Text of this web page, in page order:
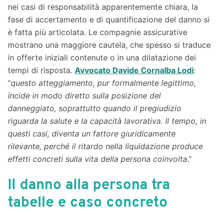
nei casi di responsabilità apparentemente chiara, la
fase di accertamento e di quantificazione del danno si
è fatta più articolata. Le compagnie assicurative
mostrano una maggiore cautela, che spesso si traduce
in offerte iniziali contenute o in una dilatazione dei
tempi di risposta. Avvocato Davide Cornalba Lodi:
“questo atteggiamento, pur formalmente legittimo,
incide in modo diretto sulla posizione del
danneggiato, soprattutto quando il pregiudizio
riguarda la salute e la capacità lavorativa. Il tempo, in
questi casi, diventa un fattore giuridicamente
rilevante, perché il ritardo nella liquidazione produce
effetti concreti sulla vita della persona coinvolta.”
Il danno alla persona tra
tabelle e caso concreto